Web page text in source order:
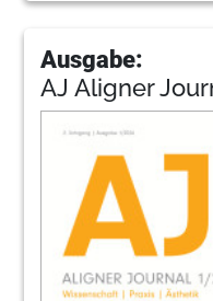
Ausgabe:
AJ Aligner